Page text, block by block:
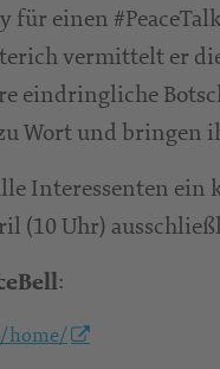
einen
vermittelt er
eindringliche
Wort und bringen
Interessenten ein
(10 Uhr)
:
home/